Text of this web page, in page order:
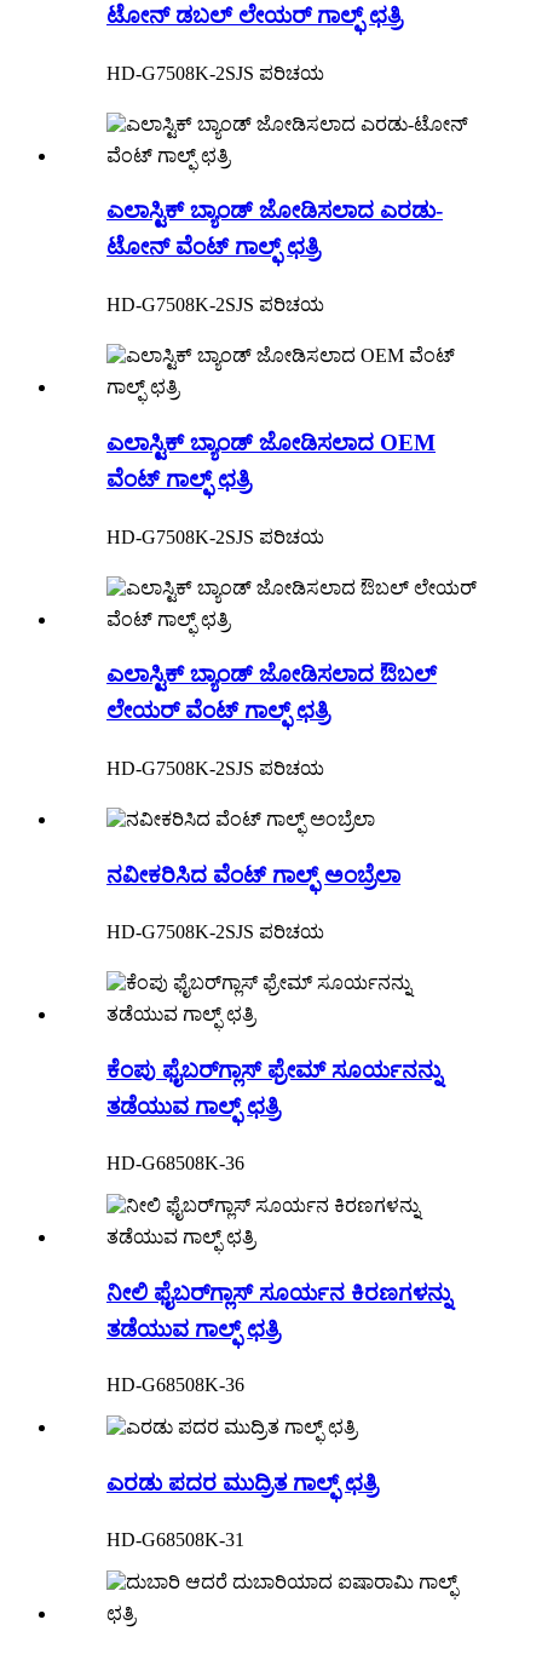
ಟೋನ್ ಡಬಲ್ ಲೇಯರ್ ಗಾಲ್ಫ್ ಛತ್ರಿ
HD-G7508K-2SJS ಪರಿಚಯ
ಎಲಾಸ್ಟಿಕ್ ಬ್ಯಾಂಡ್ ಜೋಡಿಸಲಾದ ಎರಡು-
ಟೋನ್ ವೆಂಟ್ ಗಾಲ್ಫ್ ಛತ್ರಿ
HD-G7508K-2SJS ಪರಿಚಯ
ಎಲಾಸ್ಟಿಕ್ ಬ್ಯಾಂಡ್ ಜೋಡಿಸಲಾದ OEM
ವೆಂಟ್ ಗಾಲ್ಫ್ ಛತ್ರಿ
HD-G7508K-2SJS ಪರಿಚಯ
ಎಲಾಸ್ಟಿಕ್ ಬ್ಯಾಂಡ್ ಜೋಡಿಸಲಾದ ಔಬಲ್
ಲೇಯರ್ ವೆಂಟ್ ಗಾಲ್ಫ್ ಛತ್ರಿ
HD-G7508K-2SJS ಪರಿಚಯ
ನವೀಕರಿಸಿದ ವೆಂಟ್ ಗಾಲ್ಫ್ ಅಂಬ್ರೆಲಾ
HD-G7508K-2SJS ಪರಿಚಯ
ಕೆಂಪು ಫೈಬರ್‌ಗ್ಲಾಸ್ ಫ್ರೇಮ್ ಸೂರ್ಯನನ್ನು
ತಡೆಯುವ ಗಾಲ್ಫ್ ಛತ್ರಿ
HD-G68508K-36
ನೀಲಿ ಫೈಬರ್‌ಗ್ಲಾಸ್ ಸೂರ್ಯನ ಕಿರಣಗಳನ್ನು
ತಡೆಯುವ ಗಾಲ್ಫ್ ಛತ್ರಿ
HD-G68508K-36
ಎರಡು ಪದರ ಮುದ್ರಿತ ಗಾಲ್ಫ್ ಛತ್ರಿ
HD-G68508K-31